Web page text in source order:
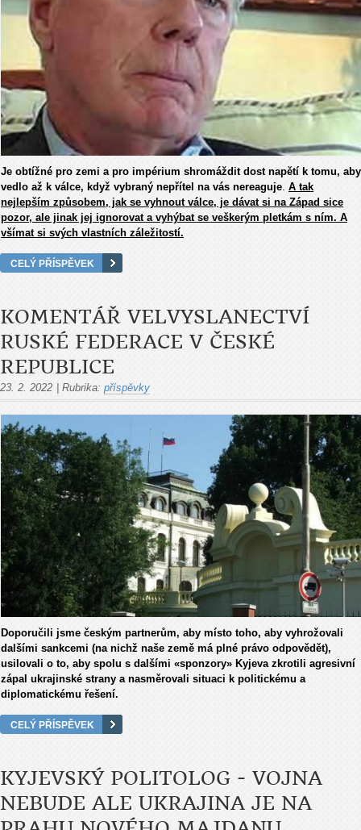
Je obtížné pro zemi a pro impérium shromáždit dost napětí k tomu, aby
vedlo až k válce, když vybraný nepřítel na vás nereaguje A tak
nejlepším způsobem, jak se vyhnout válce, je dávat si na Západ sice
pozor, ale jinak jej ignorovat a vyhýbat se veškerým pletkám s ním. A
všímat si svých vlastních záležitostí.
CELÝ PŘÍSPĚVEK
KOMENTÁŘ VELVYSLANECTVÍ
RUSKÉ FEDERACE V ČESKÉ
REPUBLICE
23. 2. 2022 | Rubrika: příspěvky
Doporučili jsme českým partnerům, aby místo toho, aby vyhrožovali
dalšími sankcemi (na nichž naše země má plné právo odpovědět),
usilovali o to, aby spolu s dalšími «sponzory» Kyjeva zkrotili agresivní
zápal ukrajinské strany a nasměrovali situaci k politickému a
diplomatickému řešení.
CELÝ PŘÍSPĚVEK
KYJEVSKÝ POLITOLOG - VOJNA
NEBUDE ALE UKRAJINA JE NA